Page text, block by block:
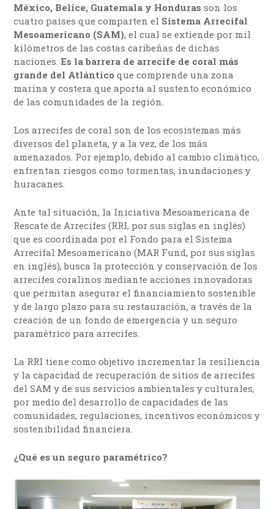
México, Belice, Guatemala y Honduras son los
cuatro países que comparten el Sistema Arrecifal
Mesoamericano (SAM), el cual se extiende por mil
kilómetros de las costas caribeñas de dichas
naciones. Es la barrera de arrecife de coral más
grande del Atlántico que comprende una zona
marina y costera que aporta al sustento económico
de las comunidades de la región.
Los arrecifes de coral son de los ecosistemas más
diversos del planeta, y a la vez, de los más
amenazados. Por ejemplo, debido al cambio climático,
enfrentan riesgos como tormentas, inundaciones y
huracanes.
Ante tal situación, la Iniciativa Mesoamericana de
Rescate de Arrecifes (RRI, por sus siglas en inglés)
que es coordinada por el Fondo para el Sistema
Arrecifal Mesoamericano (MAR Fund, por sus siglas
en inglés), busca la protección y conservación de los
arrecifes coralinos mediante acciones innovadoras
que permitan asegurar el financiamiento sostenible
y de largo plazo para su restauración, a través de la
creación de un fondo de emergencia y un seguro
paramétrico para arrecifes.
La RRI tiene como objetivo incrementar la resiliencia
y la capacidad de recuperación de sitios de arrecifes
del SAM y de sus servicios ambientales y culturales,
por medio del desarrollo de capacidades de las
comunidades, regulaciones, incentivos económicos y
sostenibilidad financiera.
¿Qué es un seguro paramétrico?